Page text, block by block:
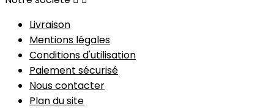
Livraison
Mentions légales
Conditions d'utilisation
Paiement sécurisé
Nous contacter
Plan du site